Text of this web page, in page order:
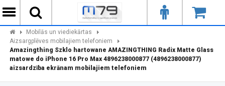
Mobilās un viediekārtas
Aizsargplēves mobilajiem telefoniem
Amazingthing Szklo hartowane AMAZINGTHING Radix Matte Glass
matowe do iPhone 16 Pro Max 4896238000877 (4896238000877)
aizsardzība ekrānam mobilajiem telefoniem